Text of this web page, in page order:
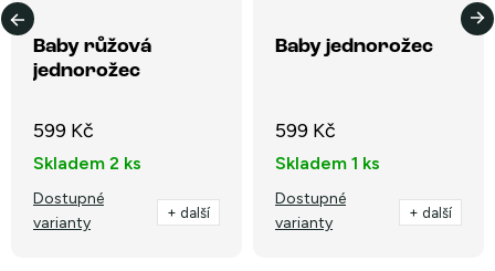
Baby růžová
jednorožec
599 Kč
Skladem 2 ks
Dostupné
varianty
+ další
Baby jednorožec
599 Kč
Skladem 1 ks
Dostupné
varianty
+ další